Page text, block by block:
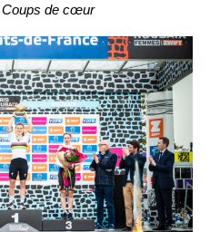
Coups de cœur